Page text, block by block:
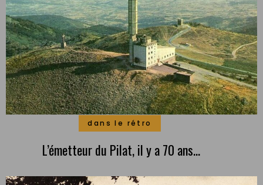
dans le rétro
L’émetteur du Pilat, il y a 70 ans…